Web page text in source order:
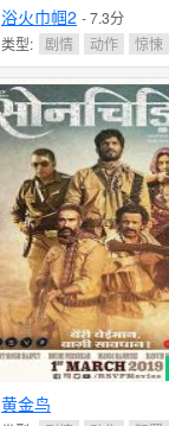
浴火巾帼2 - 7.3分
类型: 剧情 动作 惊悚
黄金鸟